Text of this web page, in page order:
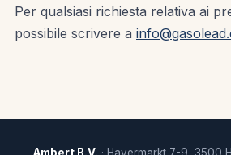
Per qualsiasi richiesta relativa ai
possibile scrivere a